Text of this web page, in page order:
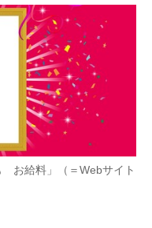
お給料」（＝Webサイト